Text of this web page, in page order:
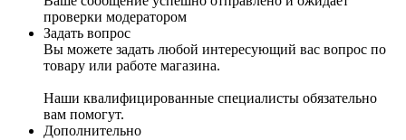
проверки модератором
Задать вопрос
Вы можете задать любой интересующий вас вопрос по
товару или работе магазина.
Наши квалифицированные специалисты обязательно
вам помогут.
Дополнительно